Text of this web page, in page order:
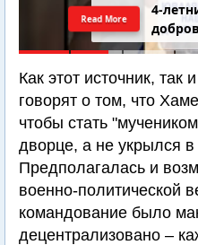
4-
Read More
Как этот источник, так
говорят о том, что
чтобы стать
дворце, а не укрылся
Предполагалась и
военно-политической
командование было
децентрализовано –